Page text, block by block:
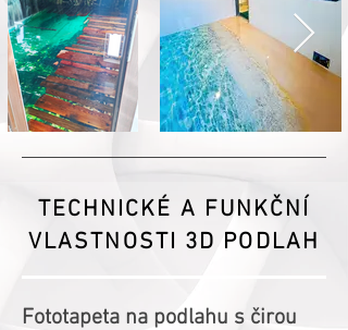
TECHNICKÉ A FUNKČNÍ
VLASTNOSTI 3D PODLAH
Fototapeta na podlahu s čirou